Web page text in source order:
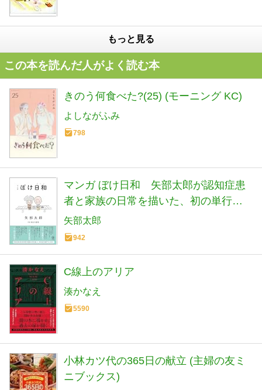
もっと見る
この本を読んだ人がよく読む本
きのう何食べた?(25) (モーニング KC)
よしながふみ
798
マンガ ぼけ日和 矢部太郎が認知症患
者と家族の日常を描いた、初の単行本
書下ろし作品！
矢部太郎
942
C線上のアリア
湊かなえ
5590
小林カツ代の365日の献立 (主婦の友ミ
ニブックス)